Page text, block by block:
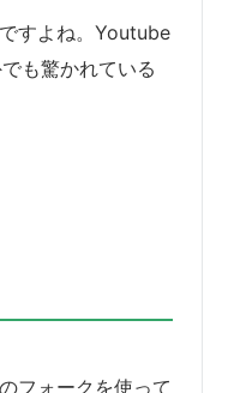
すよね。Youtube
も驚かれている
フォークを使って